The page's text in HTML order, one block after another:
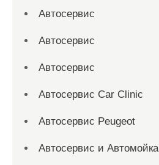
Автосервис
Автосервис
Автосервис
Автосервис Car Clinic
Автосервис Peugeot
Автосервис и Автомойка